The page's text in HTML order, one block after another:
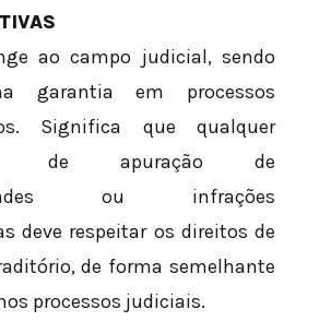
ao campo judicial, sendo
garantia em processos
Significa que qualquer
de apuração de
ou infrações
deve respeitar os direitos de
de forma semelhante
processos judiciais.